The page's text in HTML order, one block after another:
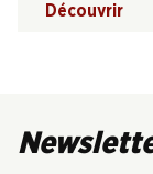
Découvrir